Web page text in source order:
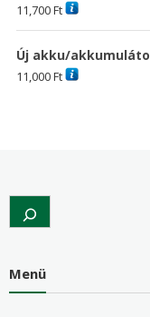
11,700Ft
Új akku/
11,000Ft
Search
Menü